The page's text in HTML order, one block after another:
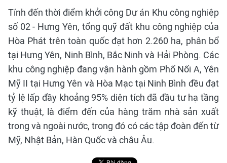
Tính đến thời điểm khởi công Dự án Khu công nghiệp
số 02 - Hưng Yên, tổng quỹ đất khu công nghiệp của
Hòa Phát trên toàn quốc đạt hơn 2.260 ha, phân bổ
tại Hưng Yên, Ninh Bình, Bắc Ninh và Hải Phòng. Các
khu công nghiệp đang vận hành gồm Phố Nối A, Yên
Mỹ II tại Hưng Yên và Hòa Mạc tại Ninh Bình đều đạt
tỷ lệ lấp đầy khoảng 95% diện tích đã đầu tư hạ tầng
kỹ thuật, là điểm đến của hàng trăm nhà sản xuất
trong và ngoài nước, trong đó có các tập đoàn đến từ
Mỹ, Nhật Bản, Hàn Quốc và châu Âu.